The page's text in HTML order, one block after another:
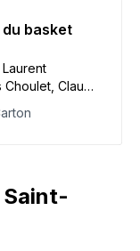
du basket
Claude
Serge
ont réagi à